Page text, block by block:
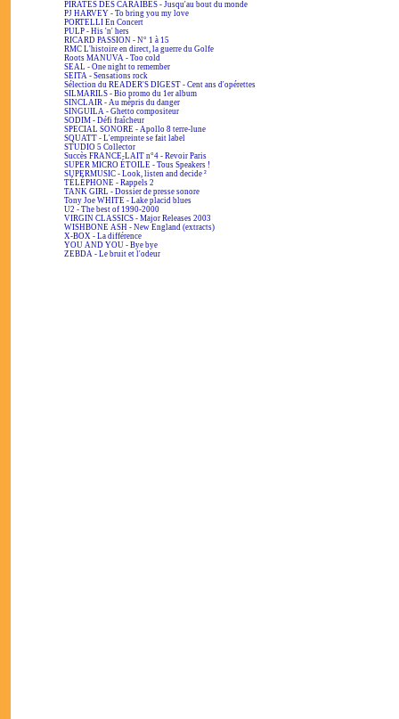
PIRATES DES CARAÏBES - Jusqu'au bout du monde
PJ HARVEY - To bring you my love
PORTELLI En Concert
PULP - His 'n' hers
RICARD PASSION - N° 1 à 15
RMC L'histoire en direct, la guerre du Golfe
Roots MANUVA - Too cold
SEAL - One night to remember
SEITA - Sensations rock
Sélection du READER'S DIGEST - Cent ans d'opérettes
SILMARILS - Bio promo du 1er album
SINCLAIR - Au mépris du danger
SINGUILA - Ghetto compositeur
SODIM - Défi fraîcheur
SPECIAL SONORE - Apollo 8 terre-lune
SQUATT - L'empreinte se fait label
STUDIO 5 Collector
Succès FRANCE-LAIT n°4 - Revoir Paris
SUPER MICRO ÉTOILE - Tous Speakers !
SUPERMUSIC - Look, listen and decide ²
TÉLÉPHONE - Rappels 2
TANK GIRL - Dossier de presse sonore
Tony Joe WHITE - Lake placid blues
U2 - The best of 1990-2000
VIRGIN CLASSICS - Major Releases 2003
WISHBONE ASH - New England (extracts)
X-BOX - La différence
YOU AND YOU - Bye bye
ZEBDA - Le bruit et l'odeur